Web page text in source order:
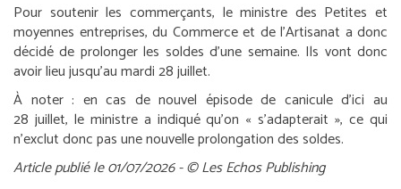
Pour soutenir les commerçants, le ministre des Petites et
moyennes entreprises, du Commerce et de l’Artisanat a donc
décidé de prolonger les soldes d’une semaine. Ils vont donc
avoir lieu jusqu’au mardi 28 juillet.
À noter : en cas de nouvel épisode de canicule d’ici au
28 juillet, le ministre a indiqué qu’on « s’adapterait », ce qui
n’exclut donc pas une nouvelle prolongation des soldes.
Article publié le 01/07/2026 - © Les Echos Publishing